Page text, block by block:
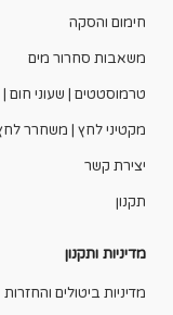
חימום והסקה
משאבות סחרור מים
טרמוסטטים | שעוני חום |
מקטיני לחץ | משחרר
יצירת קשר
תקנון
מדיניות ותקנון
מדיניות ביטולים והחזרות